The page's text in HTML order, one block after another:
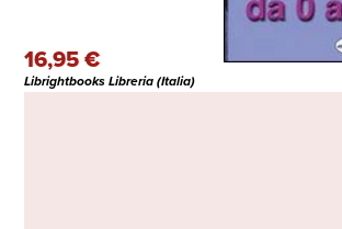
16,95 €
Librightbooks Libreria (Italia)